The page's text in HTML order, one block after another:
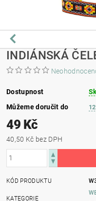
INDIÁNSKÁ
Dostupnost
Můžeme doručit do
49 Kč
40,50 Kč bez DPH
KÓD PRODUKTU
KATEGORIE